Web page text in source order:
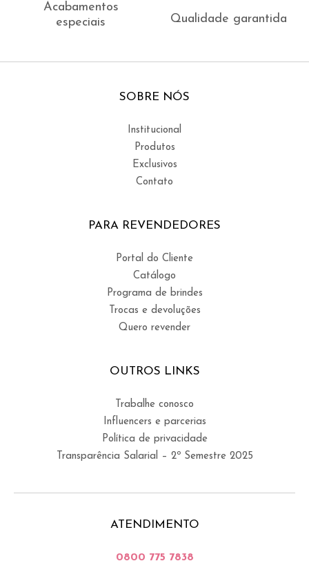
Acabamentos
especiais
Qualidade garantida
SOBRE NÓS
Institucional
Produtos
Exclusivos
Contato
PARA REVENDEDORES
Portal do Cliente
Catálogo
Programa de brindes
Trocas e devoluções
Quero revender
OUTROS LINKS
Trabalhe conosco
Influencers e parcerias
Política de privacidade
Transparência Salarial – 2º Semestre 2025
ATENDIMENTO
0800 775 7838